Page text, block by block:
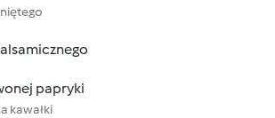
papryki
kawałki